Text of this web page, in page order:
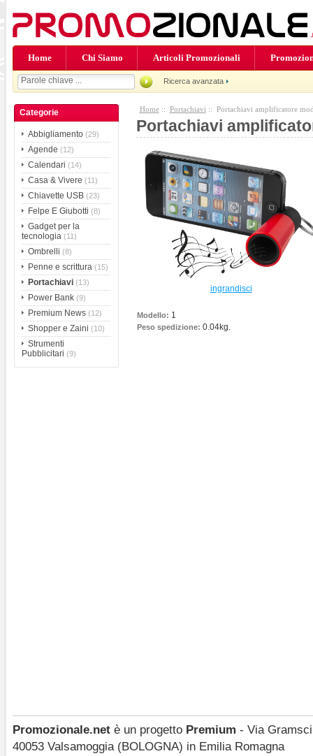
Home Chi Siamo Articoli Promozionali
Ricerca avanzata
Home:: Portachiavi :: Portachiavi amplificatore
Portachiavi
ingrandisci
Modello: 1
Peso spedizione: 0.04kg.
Categorie
Abbigliamento(29)
Agende (12)
Calendari (14)
Casa & Vivere (11)
Chiavette USB(23)
Felpe E Giubotti (8)
Gadget per la
tecnologia (11)
Ombrelli (8)
Penne e scrittura (15)
Portachiavi(13)
Power Bank(9)
Premium News(12)
Shopper e Zaini (10)
Strumenti
Pubblicitari (9)
Promozionale.netè un progetto Premium - Via
40053 Valsamoggia (BOLOGNA) in Emilia Romagna